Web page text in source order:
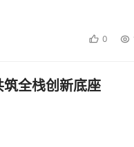
0
全栈创新底座